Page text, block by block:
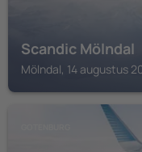
Scandic Mölndal
Mölndal, 14 augustus